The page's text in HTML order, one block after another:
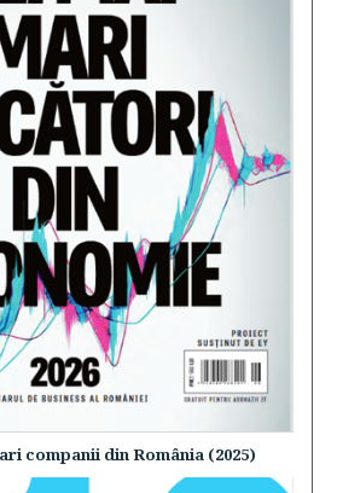
companii din România (2025)